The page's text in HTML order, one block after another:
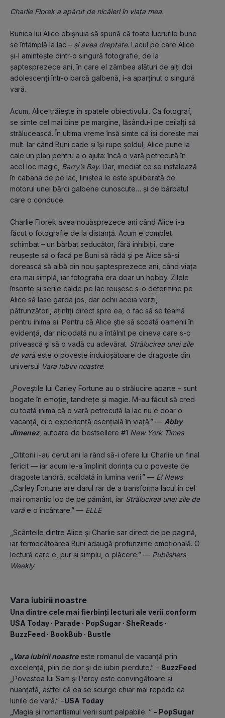
Charlie Florek a apărut de nicăieri în viața mea.
Bunica lui Alice obișnuia să spună că toate lucrurile bune
se întâmplă la lac – și avea dreptate. Lacul pe care Alice
și-l amintește dintr-o singură fotografie, de la
șaptesprezece ani, în care el zâmbea alături de alți doi
adolescenți într-o barcă galbenă, i-a aparținut o singură
vară.
Acum, Alice trăiește în spatele obiectivului. Ca fotograf,
se simte cel mai bine pe margine, lăsându-i pe ceilalți să
strălucească. În ultima vreme însă simte că își dorește mai
mult. Iar când Buni cade și își rupe șoldul, Alice pune la
cale un plan pentru a o ajuta: încă o vară petrecută în
acel loc magic, Barry’s Bay. Dar, imediat ce se instalează
în cabana de pe lac, liniștea le este spulberată de
motorul unei bărci galbene cunoscute… și de bărbatul
care o conduce.
Charlie Florek avea nouăsprezece ani când Alice i-a
făcut o fotografie de la distanță. Acum e complet
schimbat – un bărbat seducător, fără inhibiții, care
reușește să o facă pe Buni să râdă și pe Alice să-și
dorească să aibă din nou șaptesprezece ani, când viața
era mai simplă, iar fotografia era doar un hobby. Zilele
însorite și serile calde pe lac reușesc s-o determine pe
Alice să lase garda jos, dar ochii aceia verzi,
pătrunzători, ațintiți direct spre ea, o fac să se teamă
pentru inima ei. Pentru că Alice știe să scoată oamenii în
evidență, dar niciodată nu a întâlnit pe cineva care s-o
privească și să o vadă cu adevărat. Strălucirea unei zile
de vară este o poveste înduioșătoare de dragoste din
universul Vara Iubirii noastre.
„Poveștile lui Carley Fortune au o strălucire aparte – sunt
bogate în emoție, tandrețe și magie. M-au făcut să cred
cu toată inima că o vară petrecută la lac nu e doar o
vacanță, ci o experiență esențială în viață.” — Abby
Jimenez, autoare de bestsellere #1 New York Times
„Cititorii i-au cerut ani la rând să-i ofere lui Charlie un final
fericit — iar acum le-a împlinit dorința cu o poveste de
dragoste tandră, scăldată în lumina verii.” — E! News
„Carley Fortune are darul rar de a transforma lacul în cel
mai romantic loc de pe pământ, iar Strălucirea unei zile de
vară e o încântare.” — ELLE
„Scânteile dintre Alice și Charlie sar direct de pe pagină,
iar fermecătoarea Buni adaugă profunzime emoțională. O
lectură care e, pur și simplu, o plăcere.” — Publishers
Weekly
Vara iubirii noastre
Una dintre cele mai fierbinți lecturi ale verii conform
USA Today ∙ Parade ∙ PopSugar ∙ SheReads ∙
BuzzFeed ∙ BookBub ∙ Bustle
„Vara iubirii noastre este romanul de vacanță prin
excelență, plin de dor și de iubiri pierdute.” – BuzzFeed
„Povestea lui Sam și Percy este convingătoare și
nuanțată, astfel că ea se scurge chiar mai repede ca
lunile de vară.” –USA Today
„Magia și romantismul verii sunt palpabile. ” - PopSugar